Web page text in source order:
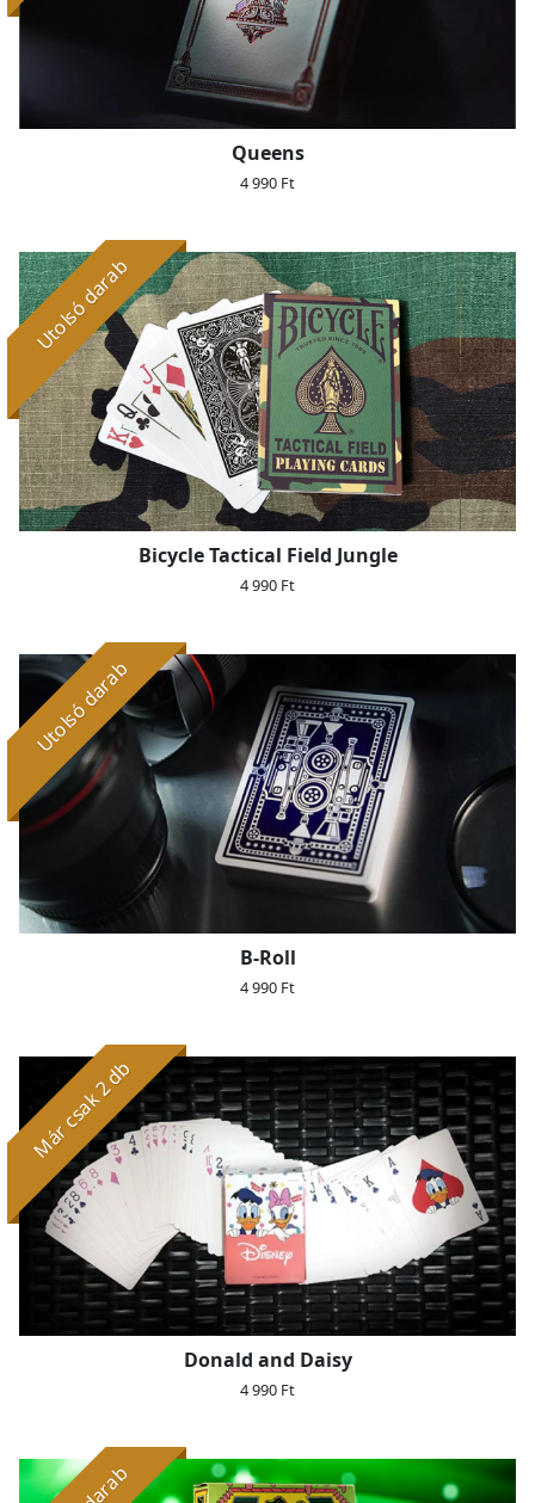
Queens
4 990 Ft
Utolsó darab
Bicycle Tactical Field Jungle
4 990 Ft
Utolsó darab
B-Roll
4 990 Ft
Már csak 2 db
Donald and Daisy
4 990 Ft